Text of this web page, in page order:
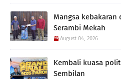
Mangsa kebakaran
Serambi Mekah
August 04, 2026
Kembali kuasa
Sembilan